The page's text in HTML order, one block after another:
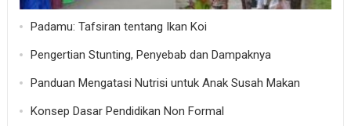
Padamu: Tafsiran tentang Ikan Koi
Pengertian Stunting, Penyebab dan Dampaknya
Panduan Mengatasi Nutrisi untuk Anak Susah Makan
Konsep Dasar Pendidikan Non Formal